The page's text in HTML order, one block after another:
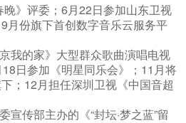
》评委；6月22日参加山东卫视
月份旗下首创数字音乐云服务平
我的家》大型群众歌曲演唱电视
日参加《明星同乐会》；11月将
；12月担任深圳卫视《中国音超
宣传部主办的《“封坛·梦之蓝”留